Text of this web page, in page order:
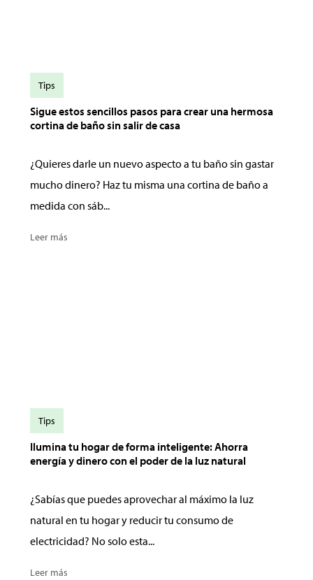
Sigue estos sencillos pasos para crear una hermosa
cortina de baño sin salir de casa
¿Quieres darle un nuevo aspecto a tu baño sin gastar
mucho dinero? Haz tu misma una cortina de baño a
medida con sáb...
Leer más
Tips
Ilumina tu hogar de forma inteligente: Ahorra
energía y dinero con el poder de la luz natural
¿Sabías que puedes aprovechar al máximo la luz
natural en tu hogar y reducir tu consumo de
electricidad? No solo esta...
Leer más
Tips